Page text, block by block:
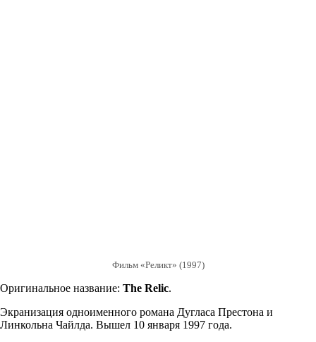
Фильм «Реликт» (1997)
Оригинальное название: The Relic.
Экранизация одноименного романа Дугласа Престона и
Линкольна Чайлда. Вышел 10 января 1997 года.